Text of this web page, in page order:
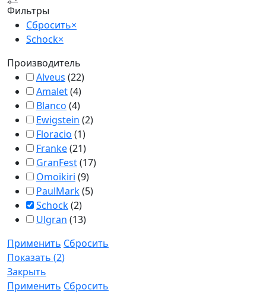
Фильтры
Сбросить×
Schock×
Производитель
Alveus (22)
Amalet(4)
Blanco (4)
Ewigstein (2)
Floracio (1)
Franke(21)
GranFest(17)
Omoikiri (9)
PaulMark(5)
Schock(2)
Ulgran (13)
Применить Сбросить
Показать (2)
Закрыть
Применить Сбросить